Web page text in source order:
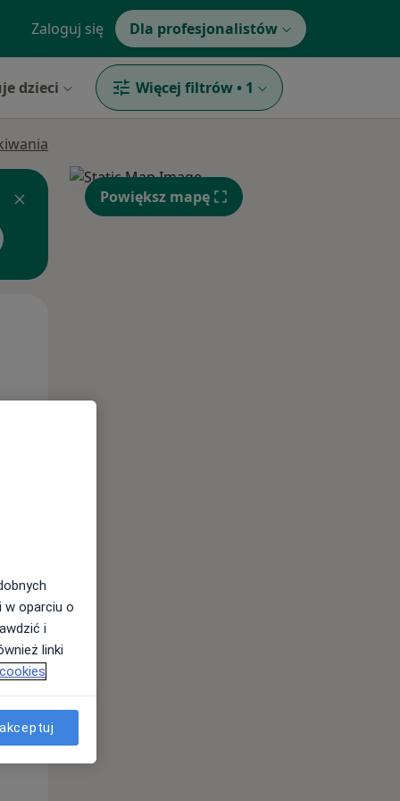
Zaloguj się Dla profesjonalistów
dzieci Więcej filtrów • 1
Pon,
10 Sie
Powiększ mapę
w oparciu o
i
linki